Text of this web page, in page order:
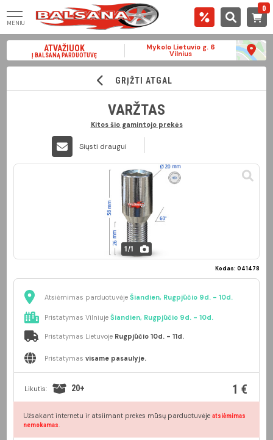
MENIU
0
ATVAŽIUOK
Į BALSANĄ PARDUOTUVĘ
Mykolo Lietuvio g. 6
Vilnius
GRĮŽTI ATGAL
VARŽTAS
Kitos šio gamintojo prekės
Siųsti draugui
1 /1
Kodas: 041478
Atsiėmimas parduotuvėje Šiandien, Rugpjūčio 9d. - 10d.
Pristatymas Vilniuje Šiandien, Rugpjūčio 9d. - 10d.
Pristatymas Lietuvoje Rugpjūčio 10d. - 11d.
Pristatymas visame pasaulyje.
Likutis: 20+ 1 €
Užsakant internetu ir atsiimant prekes mūsų parduotuvėje atsiėmimas
nemokamas.